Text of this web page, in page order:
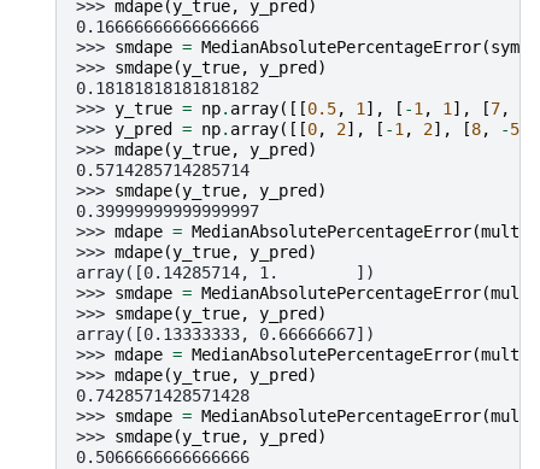
>>> mdape(y_true, y_pred )
0.16666666666666666
>>> smdape = MedianAbsolutePercentageError(
>>> smdape(y_true, y_pred )
0.18181818181818182
>>> y_true = np. array([[0.5, 1 ], [ -1 , 1 ], [7,
>>> y_pred = np. array([[0, 2], [ -1 , 2], [8, -5
>>> mdape(y_true, y_pred )
0.5714285714285714
>>> smdape(y_true, y_pred )
0.39999999999999997
>>> mdape = MedianAbsolutePercentageError(
>>> mdape(y_true, y_pred )
array([0.14285714, 1.        ])
>>> smdape = MedianAbsolutePercentageError(
>>> smdape(y_true, y_pred )
array([0.13333333, 0.66666667])
>>> mdape = MedianAbsolutePercentageError(
>>> mdape(y_true, y_pred )
0.7428571428571428
>>> smdape = MedianAbsolutePercentageError(
>>> smdape(y_true, y_pred )
0.5066666666666666